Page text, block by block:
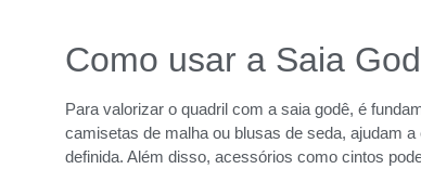
Como usar a Saia
Para valorizar o quadril com a saia godê, é
camisetas de malha ou blusas de seda, ajudam
definida. Além disso, acessórios como cintos